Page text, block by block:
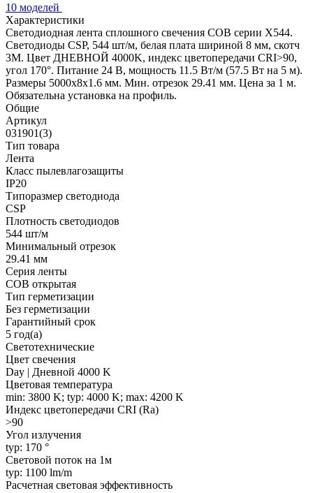
10 моделей
Характеристики
Светодиодная лента сплошного свечения COB серии X544.
Светодиоды CSP, 544 шт/м, белая плата шириной 8 мм, скотч
3M. Цвет ДНЕВНОЙ 4000K, индекс цветопередачи CRI>90,
угол 170°. Питание 24 В, мощность 11.5 Вт/м (57.5 Вт на 5 м).
Размеры 5000x8x1.6 мм. Мин. отрезок 29.41 мм. Цена за 1 м.
Обязательна установка на профиль.
Общие
Артикул
031901(3)
Тип товара
Лента
Класс пылевлагозащиты
IP20
Типоразмер светодиода
CSP
Плотность светодиодов
544 шт/м
Минимальный отрезок
29.41 мм
Серия ленты
COB открытая
Тип герметизации
Без герметизации
Гарантийный срок
5 год(а)
Светотехнические
Цвет свечения
Day | Дневной 4000 K
Цветовая температура
min: 3800 K; typ: 4000 K; max: 4200 K
Индекс цветопередачи CRI (Ra)
>90
Угол излучения
typ: 170 °
Световой поток на 1м
typ: 1100 lm/m
Расчетная световая эффективность